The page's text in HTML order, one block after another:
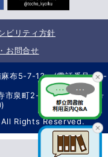
ビリティ方針
お問合せ
麻布5-7-13 (電話番号 03-
市泉町2-2-26 (電話番号
Rights Reserved.